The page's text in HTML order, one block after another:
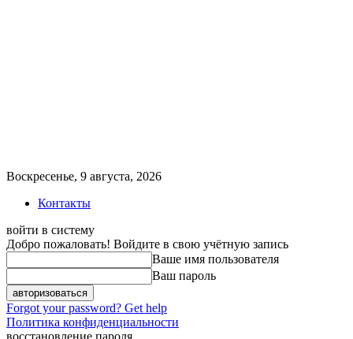
Воскресенье, 9 августа, 2026
Контакты
войти в систему
Добро пожаловать! Войдите в свою учётную запись
Ваше имя пользователя
Ваш пароль
Forgot your password? Get help
Политика конфиденциальности
восстановление пароля